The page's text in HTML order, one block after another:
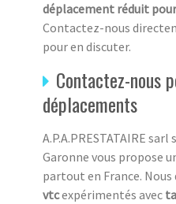
déplacement réduit
Contactez-nous
pour en discuter.
Contactez-nous
déplacements
A.P.A.PRESTATAIRE
Garonne vous propose
partout en France. Nous
vtcexpérimentés avec